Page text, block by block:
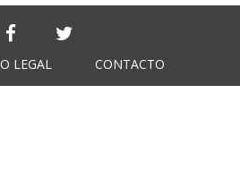
LEGAL CONTACTO